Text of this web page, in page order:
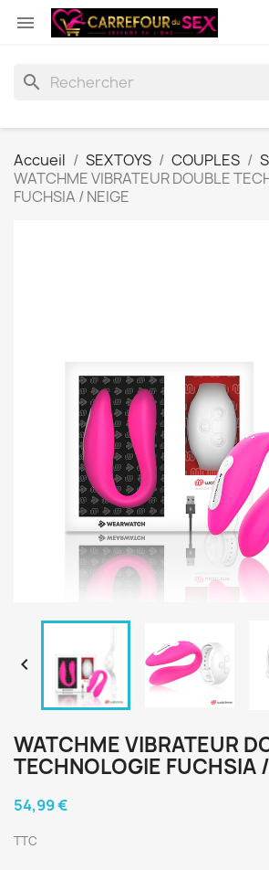

search
Accueil SEXTOYS COUPLES
WATCHME VIBRATEUR DOUBLE
FUCHSIA / NEIGE

WATCHME VIBRATEUR
TECHNOLOGIE FUCHSIA
54,99 €
TTC